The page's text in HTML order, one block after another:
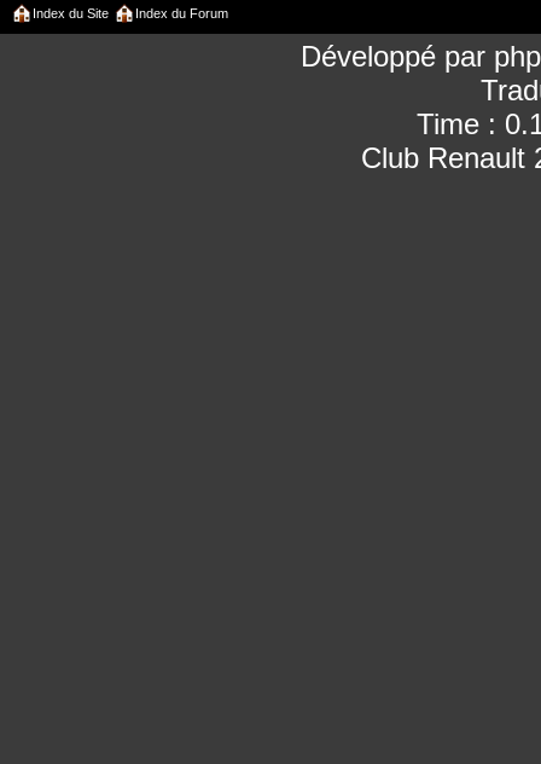
Index du Site Index du Forum
Développé par
Time :
Club Renault